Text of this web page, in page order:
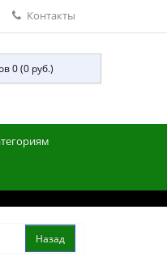
Контакты
0 (0 руб.)